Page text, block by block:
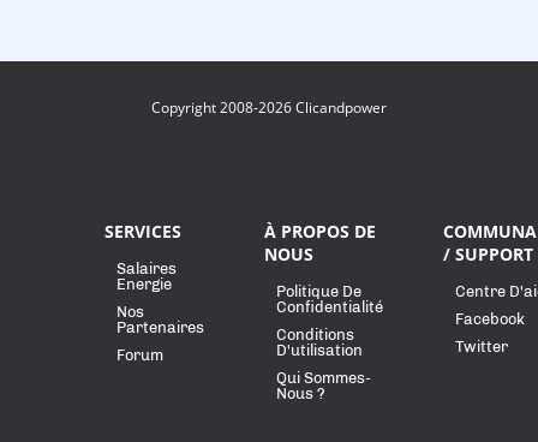
Copyright 2008-2026 Clicandpower
SERVICES
Salaires
Energie
Nos
Partenaires
Forum
À PROPOS DE
NOUS
Politique De
Confidentialité
Conditions
D'utilisation
Qui Sommes-
Nous ?
/ SUPPORT
Centre
Facebook
Twitter